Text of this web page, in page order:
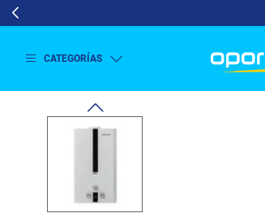
CATEGORÍAS
Refrigeración
Refrigeración
Comercial